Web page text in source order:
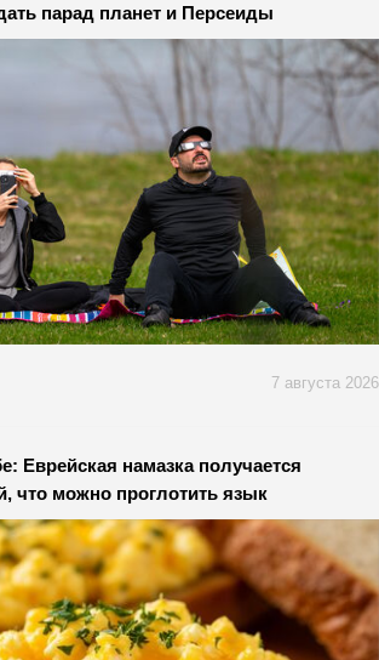
парад планет и Персеиды
7 августа 2026
Еврейская намазка получается
что можно проглотить язык